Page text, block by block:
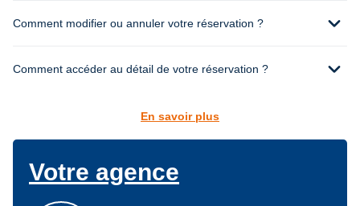
Comment modifier ou annuler votre réservation ? expand_more
Comment accéder au détail de votre réservation ? expand_more
En savoir plus
Votre agence